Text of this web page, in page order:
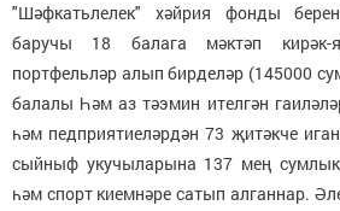
"Шәфкатьлелек" хәйрия фонды
баручы 18 балага мәктәп кирәк-
портфельләр алып бирделәр (145000
балалы Һәм аз тәэмин ителгән
һәм педприятиеләрдән 73 җитәкче
сыйныф укучыларына 137 мең сумлык
һәм спорт киемнәре сатып алганнар.